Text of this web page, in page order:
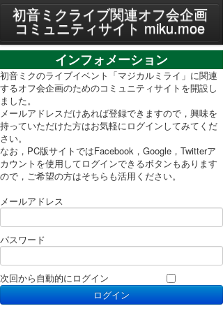
MENU
プライバシーポリシー
利用規約
PC表示に切り替え
初音ミクライブ関連オフ会企画
コミュニティサイト miku.moe
インフォメーション
初音ミクのライブイベント「マジカルミライ」に関連
するオフ会企画のためのコミュニティサイトを開設し
ました。
メールアドレスだけあれば登録できますので，興味を
持っていただけた方はお気軽にログインしてみてくだ
さい。
なお，PC版サイトではFacebook，Google，Twitterア
カウントを使用してログインできるボタンもあります
ので，ご希望の方はそちらも活用ください。
メールアドレス
パスワード
次回から自動的にログイン